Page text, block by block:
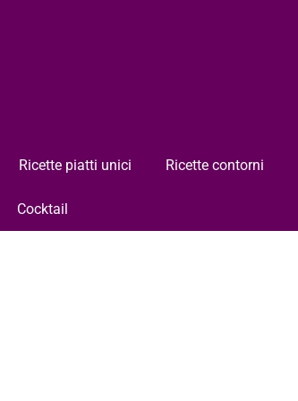
Ricette piatti unici Ricette contorni
Cocktail